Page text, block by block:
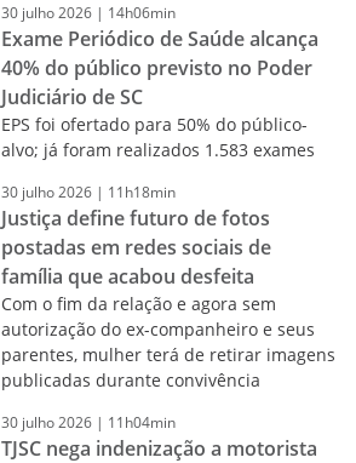
30 julho2026 | 14h06min
Exame Periódico de Saúde alcança
40% do público previsto no Poder
Judiciário de SC
EPS foi ofertado para 50% do público-
alvo; já foram realizados 1.583 exames
30 julho2026 | 11h18min
Justiça define futuro de fotos
postadas em redes sociais de
família que acabou desfeita
Com o fim da relação e agora sem
autorização do ex-companheiro e seus
parentes, mulher terá de retirar imagens
publicadas durante convivência
30 julho2026 | 11h04min
TJSC nega indenização a motorista